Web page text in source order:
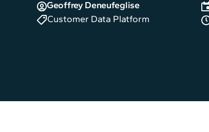
Geoffrey Deneufeglise
Customer Data Platform